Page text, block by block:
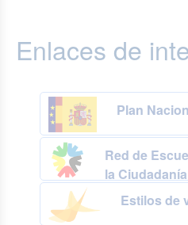
Enlaces de
Plan
Red de
la Ciudadanía
Estilos de